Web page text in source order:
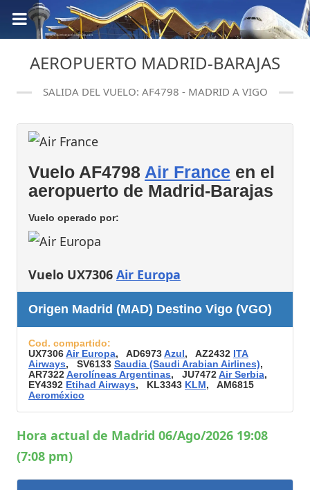
AEROPUERTO MADRID-BARAJAS
SALIDA DEL VUELO: AF4798 - MADRID A VIGO
Vuelo AF4798 Air France en el
aeropuerto de Madrid-Barajas
Vuelo operado por:
Vuelo UX7306 Air Europa
Origen Madrid (MAD) Destino Vigo (VGO)
Cod. compartido:
UX7306Air Europa, AD6973Azul, AZ2432 ITA
Airways, SV6133 Saudia (Saudi Arabian Airlines),
AR7322Aerolíneas Argentinas, JU7472Air Serbia,
EY4392 Etihad Airways, KL3343 KLM, AM6815
Aeroméxico
Hora actual de Madrid 06/Ago/2026 19:08
(7:08 pm)